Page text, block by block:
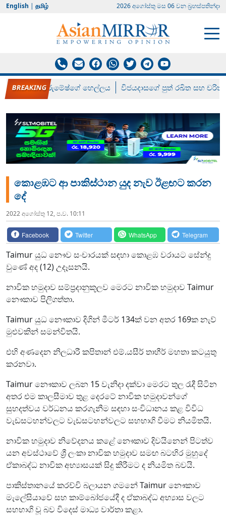
English | தமிழ் 2026 අගෝස්‍තු මස 06 වන බ්‍රහස්පතින්දා
රන් ගෙනා රුමේෂ්ගේ හෙල්ලය විජයදාසගේ පුත් රඛිත සහ චරිත්
කොළඹට ආ පාකිස්ථාන යුද නැව ඊළඟට කරන
දේ
2022 අගෝස්‍තු 12, ප.ව. 10:11
Facebook Twitter WhatsApp Telegram
Taimur යුධ නෞව සංචාරයක් සඳහා කොළඹ වරායට සේන්දු
වුණේ අද (12) උදෑසනයි.
නාවික හමුදාව සම්ප්‍රදානුකූලව මෙරට නාවික හමුදාව Taimur
නෞකාව පිලිගත්තා.
Taimur යුධ නෞකාව දිගින් මීටර් 134ක් වන අතර 169ක නැව්
මුළුවකින් සමන්විතයි.
එහි අණදෙන නිලධාරී කපිතාන් එම්.යසීර් තාහීර් මහතා කටයුතු
කරනවා.
Taimur නෞකාව ලබන 15 වැනිදා දක්වා මෙරට තුල රැදී සිටින
අතර එම කාලසීමාව තුළ දෙරටේ නාවික හමුදාවන්ගේ
සුහදත්වය වර්ධනය කරගැනීම සඳහා සංවිධානය කළ විවිධ
වැඩසටහන්වලට වැඩසටහන්වලට සහභාගි වීමට නියමිතයි.
නාවික හමුදාව නිවේදනය කළේ නෞකාව දිවයිනෙන් පිටත්ව
යන අවස්ථාවේ ශ්‍රී ලංකා නාවික හමුදාව සමඟ බටහිර මුහුදේ
ඒකාබද්ධ නාවික අභ්‍යාසයක් සිදු කිරීමට ද නියමිත බවයි.
පාකිස්තානයේ කරච්චි බලායන ගමනේ Taimur නෞකාව
මැලේසියාවේ සහ කාම්බෝජයේදී ද ඒකාබද්ධ අභ්‍යාස වලට
සහභාගි වූ බව විදෙස් මාධ්‍ය වාර්තා කළා.